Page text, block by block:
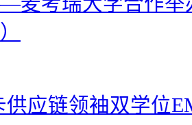
供应链领袖双学位